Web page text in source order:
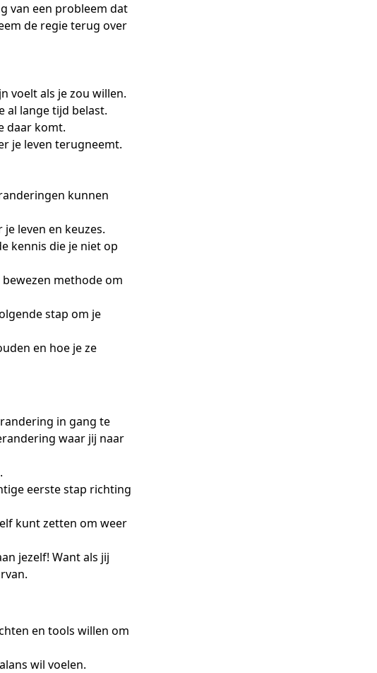
van een probleem dat
de regie terug over
voelt als je zou willen.
al lange tijd belast.
daar komt.
je leven terugneemt.
kunnen
leven en keuzes.
kennis die je niet op
bewezen methode om
stap om je
en hoe je ze
in gang te
waar jij naar
eerste stap richting
kunt zetten om weer
jezelf! Want als jij
en tools willen om
wil voelen.